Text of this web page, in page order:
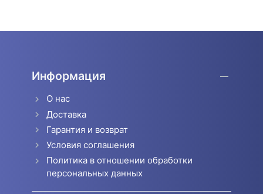
Информация
О нас
Доставка
Гарантия и возврат
Условия соглашения
Политика в отношении обработки
персональных данных